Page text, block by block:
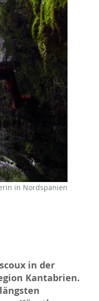
in Nordspanien
in der
Kantabrien.